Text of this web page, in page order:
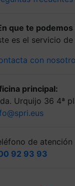
que te podemos
es el servicio
con
principal:
Urquijo 36 4ª
de atención
92 93 93